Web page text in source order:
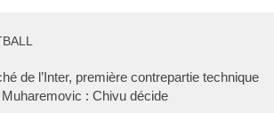
de l’Inter, première contrepartie technique
Muharemovic : Chivu décide